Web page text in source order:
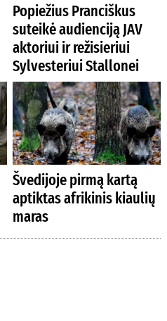
Popiežius Pranciškus
suteikė audienciją JAV
aktoriui ir režisieriui
Sylvesteriui Stallonei
Švedijoje pirmą kartą
aptiktas afrikinis kiaulių
maras